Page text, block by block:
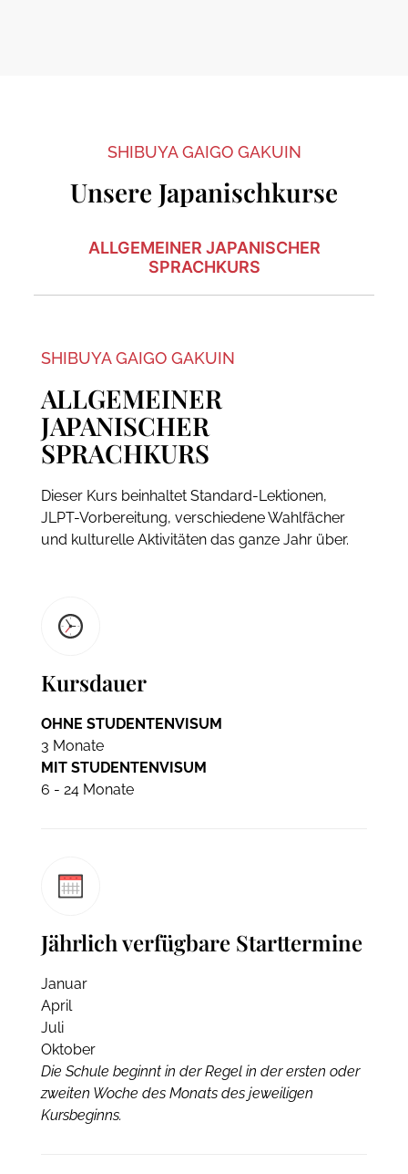
SHIBUYA GAIGO GAKUIN
Unsere Japanischkurse
ALLGEMEINER JAPANISCHER
SPRACHKURS
SHIBUYA GAIGO GAKUIN
ALLGEMEINER
JAPANISCHER
SPRACHKURS
Dieser Kurs beinhaltet Standard-Lektionen,
JLPT-Vorbereitung, verschiedene Wahlfächer
und kulturelle Aktivitäten das ganze Jahr über.
Kursdauer
OHNE STUDENTENVISUM
3 Monate
MIT STUDENTENVISUM
6 - 24 Monate
Jährlich verfügbare Starttermine
Januar
April
Juli
Oktober
Die Schule beginnt in der Regel in der ersten oder
zweiten Woche des Monats des jeweiligen
Kursbeginns.